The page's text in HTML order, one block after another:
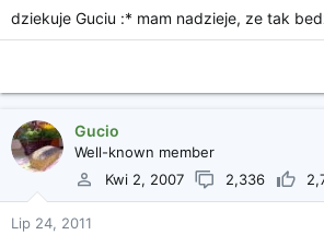
dziekuje Guciu :* mam nadzieje, ze tak
Gucio
Well-known member
Kwi 2, 2007
2,336
Lip 24, 2011